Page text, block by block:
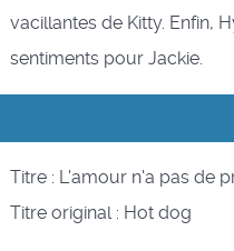
vacillantes de Kitty. Enfin,
sentiments pour Jackie.
Titre : L'amour n'a pas de
Titre original : Hot dog